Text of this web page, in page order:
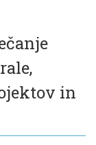
in